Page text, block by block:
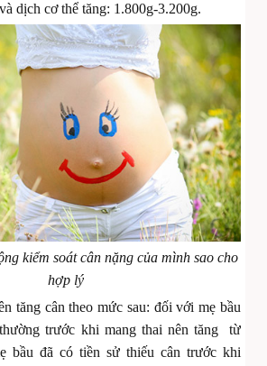
dịch cơ thể tăng: 1.800g-3.200g.
kiểm soát cân nặng của mình sao cho
hợp lý
tăng cân theo mức sau: đối với mẹ bầu
trước khi mang thai nên tăng từ
bầu đã có tiền sử thiếu cân trước khi